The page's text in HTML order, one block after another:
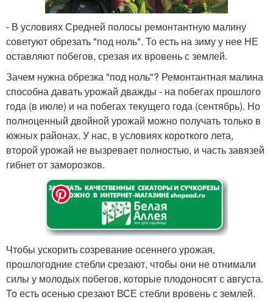
- В условиях Средней полосы ремонтантную малину
советуют обрезать "под ноль". То есть на зиму у нее НЕ
оставляют побегов, срезая их вровень с землей.
Зачем нужна обрезка "под ноль"? Ремонтантная малина
способна давать урожай дважды - на побегах прошлого
года (в июле) и на побегах текущего года (сентябрь). Но
полноценный двойной урожай можно получать только в
южных районах. У нас, в условиях короткого лета,
второй урожай не вызревает полностью, и часть завязей
гибнет от заморозков.
Чтобы ускорить созревание осеннего урожая,
прошлогодние стебли срезают, чтобы они не отнимали
силы у молодых побегов, которые плодоносят с августа.
То есть осенью срезают ВСЕ стебли вровень с землей.